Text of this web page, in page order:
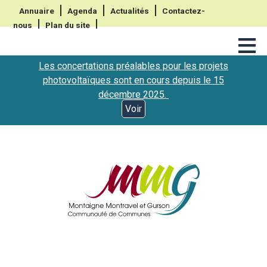
Annuaire Agenda Actualités
Contactez-
nous
Plan du site ≡
Les concertations préalables pour les projets
photovoltaïques sont en cours depuis le 15
décembre 2025.
Voir